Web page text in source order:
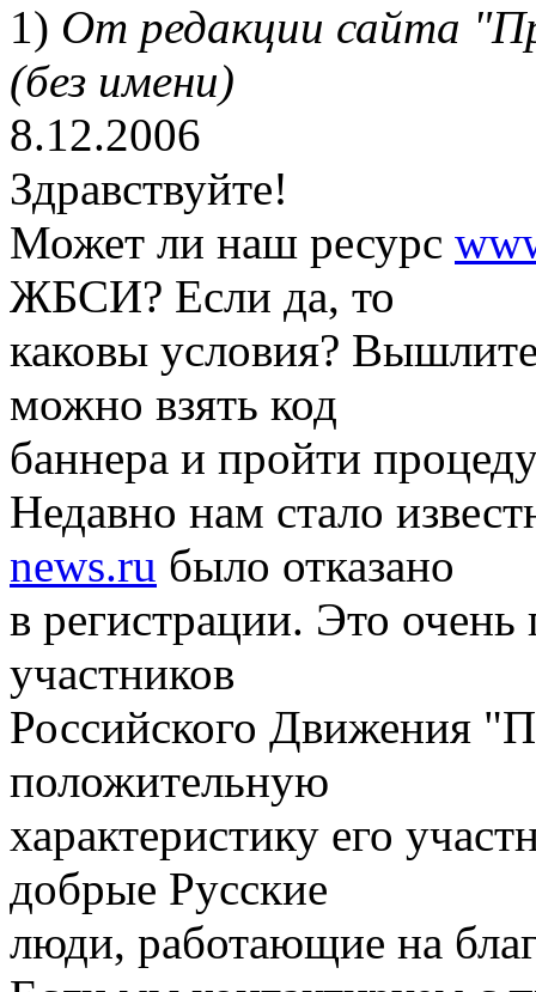
1) От редакции сайта
(без имени)
8.12.2006
Здравствуйте!
Может ли наш ресурс
ЖБСИ? Если да, то
каковы условия?
можно взять код
баннера и пройти
Недавно нам стало
news.ru было отказано
в регистрации. Это
участников
Российского Движения
положительную
характеристику его
добрые Русские
люди, работающие на